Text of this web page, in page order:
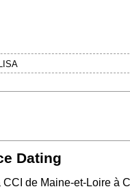
Dating
de Maine-et-Loire à